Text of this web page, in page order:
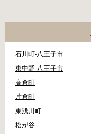
石川町-八王子市
東中野-八王子市
高倉町
片倉町
東浅川町
松が谷